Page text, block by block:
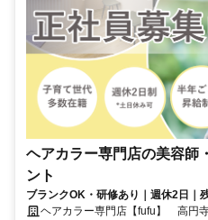
ヘアカラー専門店の美容師
ント
ブランクOK・研修あり｜週休2日｜
ヘアカラー専門店【fufu】 高円